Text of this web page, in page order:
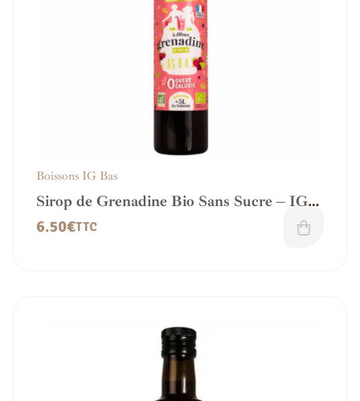
Boissons IG Bas
Sirop de Grenadine Bio Sans Sucre – IG
bas
6.50€TTC